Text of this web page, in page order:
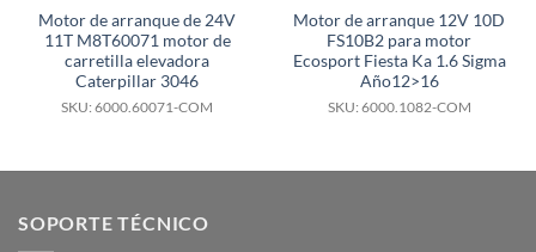
Motor de arranque de 24V
11T M8T60071 motor de
carretilla elevadora
Caterpillar 3046
SKU: 6000.60071-COM
Motor de arranque 12V 10D
FS10B2 para motor
Ecosport Fiesta Ka 1.6 Sigma
Año12>16
SKU: 6000.1082-COM
SOPORTE TÉCNICO